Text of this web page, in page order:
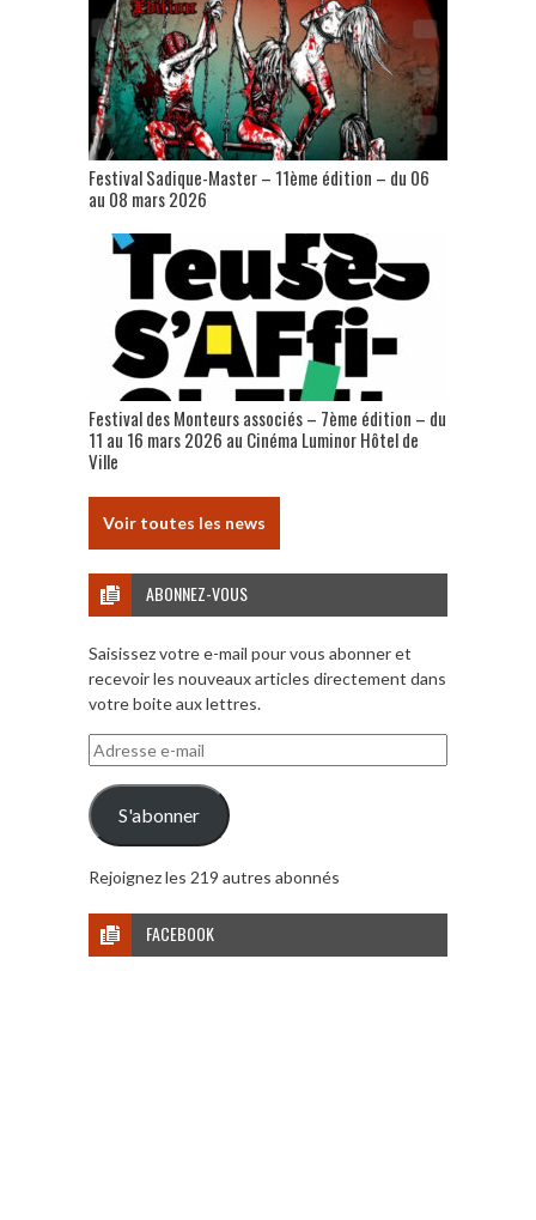
Festival Sadique-Master – 11ème édition – du 06
au 08 mars 2026
Festival des Monteurs associés – 7ème édition – du
11 au 16 mars 2026 au Cinéma Luminor Hôtel de
Ville
Voir toutes les news
ABONNEZ-VOUS
Saisissez votre e-mail pour vous abonner et
recevoir les nouveaux articles directement dans
votre boite aux lettres.
Adresse
e-
mail
S'abonner
Rejoignez les 219 autres abonnés
FACEBOOK